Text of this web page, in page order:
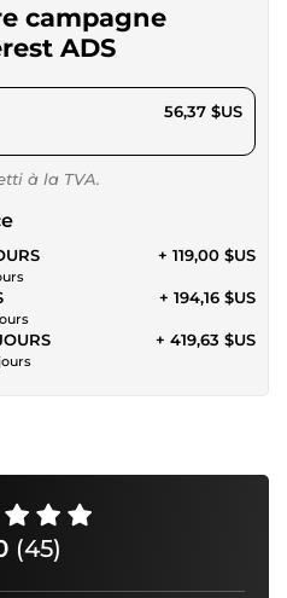
campagne
ADS
$US 56,37 $US
à la TVA.
+ 119,00 $US
+ 194,16 $US
+ 419,63 $US
(45)